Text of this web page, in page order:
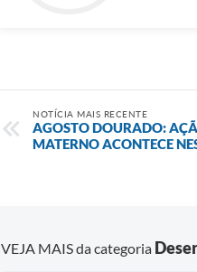
NOTÍCIA MAIS RECENTE
AGOSTO DOURADO:
MATERNO ACONTECE
VEJA MAIS da categoria